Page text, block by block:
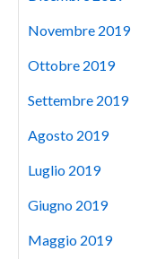
Novembre 2019
Ottobre 2019
Settembre 2019
Agosto 2019
Luglio 2019
Giugno 2019
Maggio 2019